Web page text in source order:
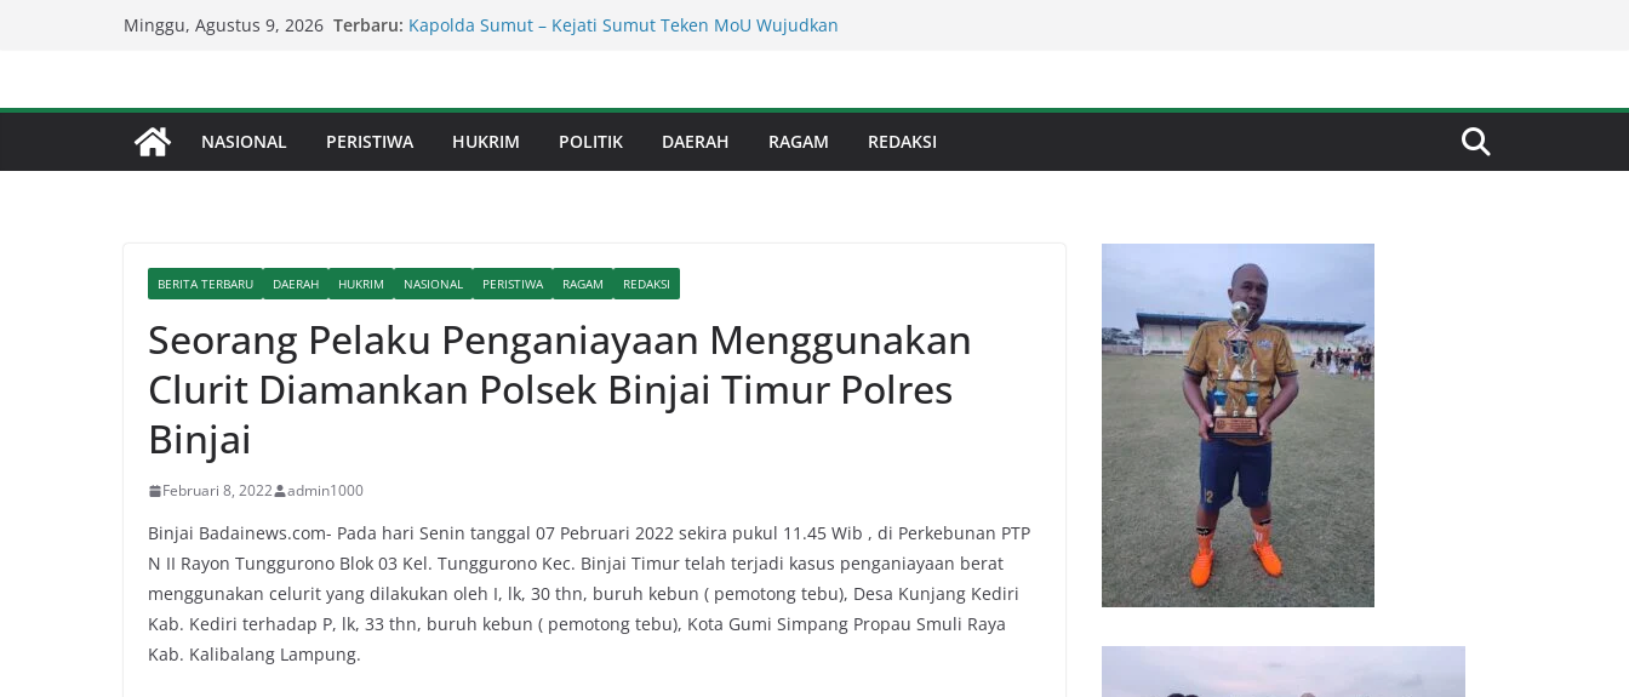
Minggu, Agustus 9, 2026 Terbaru: Brahrang Di Kota Binjai Bebas Beroperasi
Kadis SDABMBK Kerahkan Sejumlah Alat Berat Bersihkan
Parit Jalan Taduan Dari Sedimentasi Tebal
NASIONAL PERISTIWA HUKRIM POLITIK DAERAH RAGAM REDAKSI
BERITA TERBARU DAERAH HUKRIM NASIONAL PERISTIWA RAGAM REDAKSI
Seorang Pelaku Penganiayaan Menggunakan
Clurit Diamankan Polsek Binjai Timur Polres
Binjai
Februari 8, 2022 admin1000
Binjai Badainews.com- Pada hari Senin tanggal 07 Pebruari 2022 sekira pukul 11.45 Wib , di Perkebunan PTP
N II Rayon Tunggurono Blok 03 Kel. Tunggurono Kec. Binjai Timur telah terjadi kasus penganiayaan berat
menggunakan celurit yang dilakukan oleh I, lk, 30 thn, buruh kebun ( pemotong tebu), Desa Kunjang Kediri
Kab. Kediri terhadap P, lk, 33 thn, buruh kebun ( pemotong tebu), Kota Gumi Simpang Propau Smuli Raya
Kab. Kalibalang Lampung.